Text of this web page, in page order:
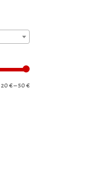
Precio
Precio
20 €—50 €